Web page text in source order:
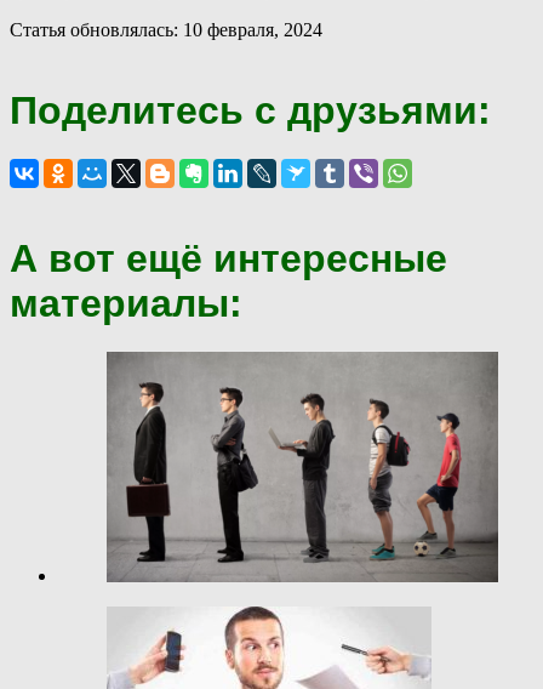
Статья обновлялась: 10 февраля, 2024
Поделитесь с друзьями:
А вот ещё интересные
материалы: